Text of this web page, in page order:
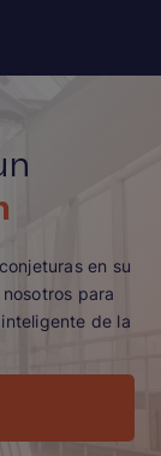
en su
para
de la